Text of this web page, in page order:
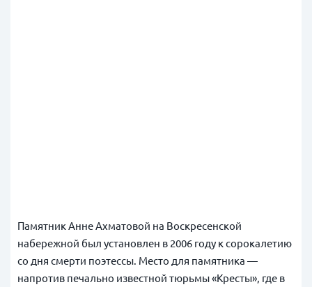
Памятник Анне Ахматовой на Воскресенской
набережной был установлен в 2006 году к сорокалетию
со дня смерти поэтессы. Место для памятника —
напротив печально известной тюрьмы «Кресты», где в